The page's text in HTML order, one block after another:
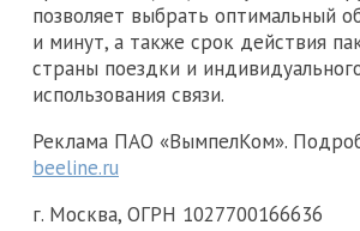
позволяет выбрать оптимальный
и минут, а также срок действия
страны поездки и
использования связи.
Реклама ПАО «ВымпелКом».
beeline.ru
г. Москва, ОГРН 1027700166636